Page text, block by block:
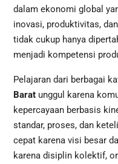
dalam ekonomi global
inovasi, produktivitas,
tidak cukup hanya
menjadi kompetensi
Pelajaran dari berbagai
Baratunggul karena
kepercayaan berbasis
standar, proses, dan
cepat karena visi besar
karena disiplin kolektif,